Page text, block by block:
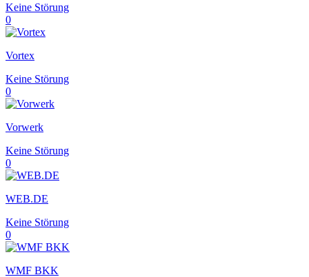
Keine Störung
0
Vortex
Keine Störung
0
Vorwerk
Keine Störung
0
WEB.DE
Keine Störung
0
WMF BKK